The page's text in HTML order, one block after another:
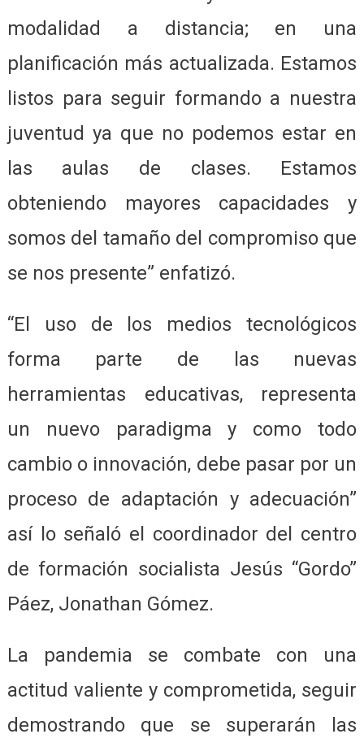
modalidad a distancia; en una
planificación más actualizada. Estamos
listos para seguir formando a nuestra
juventud ya que no podemos estar en
las aulas de clases. Estamos
obteniendo mayores capacidades y
somos del tamaño del compromiso que
se nos presente” enfatizó.
“El uso de los medios tecnológicos
forma parte de las nuevas
herramientas educativas, representa
un nuevo paradigma y como todo
cambio o innovación, debe pasar por un
proceso de adaptación y adecuación”
así lo señaló el coordinador del centro
de formación socialista Jesús “Gordo”
Páez, Jonathan Gómez.
La pandemia se combate con una
actitud valiente y comprometida, seguir
demostrando que se superarán las